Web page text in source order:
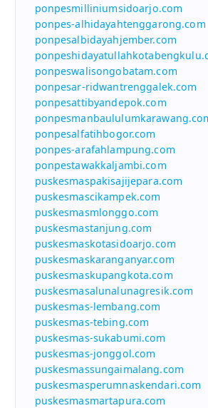
ponpesmilliniumsidoarjo.com
ponpes-alhidayahtenggarong.com
ponpesalbidayahjember.com
ponpeswalisongobatam.com
ponpesar-ridwantrenggalek.com
ponpesattibyandepok.com
ponpesalfatihbogor.com
ponpes-arafahlampung.com
ponpestawakkaljambi.com
puskesmaspakisajijepara.com
puskesmascikampek.com
puskesmasmlonggo.com
puskesmastanjung.com
puskesmaskotasidoarjo.com
puskesmaskaranganyar.com
puskesmaskupangkota.com
puskesmasalunalunagresik.com
puskesmas-lembang.com
puskesmas-tebing.com
puskesmas-sukabumi.com
puskesmas-jonggol.com
puskesmassungaimalang.com
puskesmasperumnaskendari.com
puskesmasmartapura.com